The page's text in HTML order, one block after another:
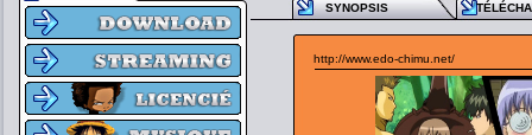
SYNOPSIS
http://www.edo-chimu.net/